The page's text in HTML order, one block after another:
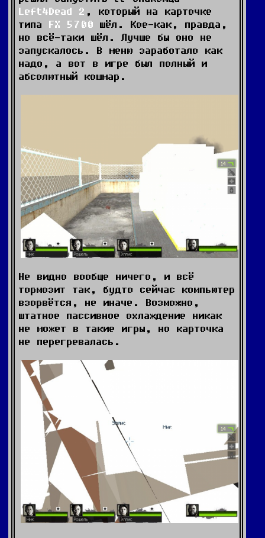
Left4Dead 2 , который на карточке
типа FX 5700 шёл. Кое-как, правда,
но всё-таки шёл. Лучше бы оно не
запускалось. В меню заработало как
надо, а вот в игре был полный и
абсолютный кошмар.
Не видно вообще ничего, и всё
тормозит так, будто сейчас компьютер
взорвётся, не иначе. Возможно,
штатное пассивное охлаждение никак
не может в такие игры, но карточка
не перегревалась.